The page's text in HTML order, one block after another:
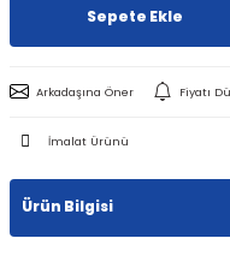
Sepete Ekle
Arkadaşına Öner Fiyatı
İmalat Ürünü
Ürün Bilgisi